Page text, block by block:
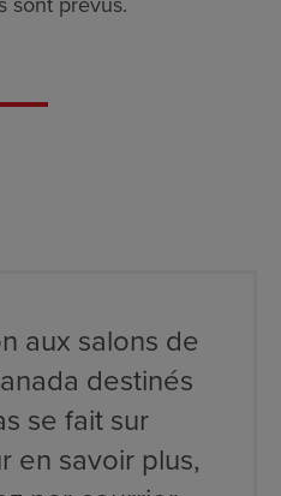
aux salons de
destinés
se fait sur
en savoir plus,